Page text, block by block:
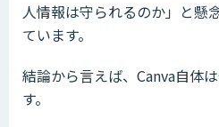
人情報は守られるのか」と懸
ています。
結論から言えば、Canva自体
す。